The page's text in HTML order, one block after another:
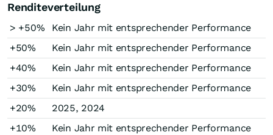
Renditeverteilung
> +50%
Kein Jahr mit entsprechender Performance
+50%
Kein Jahr mit entsprechender Performance
+40%
Kein Jahr mit entsprechender Performance
+30%
Kein Jahr mit entsprechender Performance
+20%
2025, 2024
+10%
Kein Jahr mit entsprechender Performance